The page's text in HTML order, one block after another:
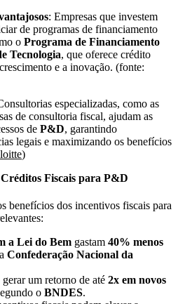
: Empresas que investem
de programas de financiamento
o Programa de Financiamento
Tecnologia, que oferece crédito
e a inovação. (fonte:
especializadas, como as
de consultoria fiscal, ajudam as
de P&D, garantindo
legais e maximizando os benefícios
)
Fiscais para P&D
benefícios dos incentivos fiscais para
a Lei do Bem gastam 40% menos
Confederação Nacional da
um retorno de até 2x em novos
o BNDES.